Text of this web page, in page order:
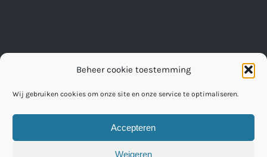
Beheer cookie toestemming
Wij gebruiken cookies om onze site en onze service te optimaliseren.
Accepteren
Weigeren